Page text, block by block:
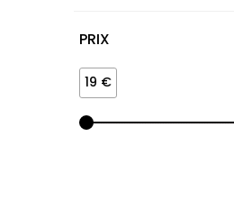
PRIX
19 €